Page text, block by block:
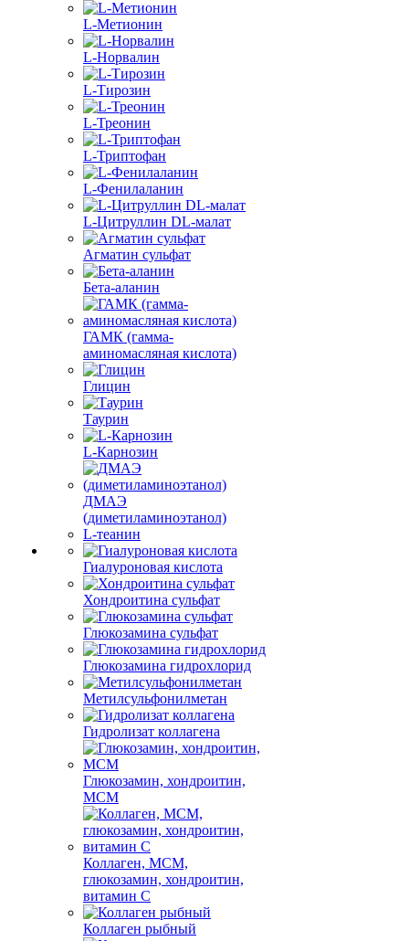
L-Метионин
L-Норвалин
L-Тирозин
L-Треонин
L-Триптофан
L-Фенилаланин
L-Цитруллин DL-малат
Агматин cульфат
Бета-аланин
ГАМК (гамма-
аминомасляная кислота)
Глицин
Таурин
L-Карнозин
ДМАЭ
(диметиламиноэтанол)
L-теанин
Гиалуроновая кислота
Хондроитина сульфат
Глюкозамина сульфат
Глюкозамина гидрохлорид
Метилсульфонилметан
Гидролизат коллагена
Глюкозамин, хондроитин,
МСМ
Коллаген, МСМ,
глюкозамин, хондроитин,
витамин С
Коллаген рыбный